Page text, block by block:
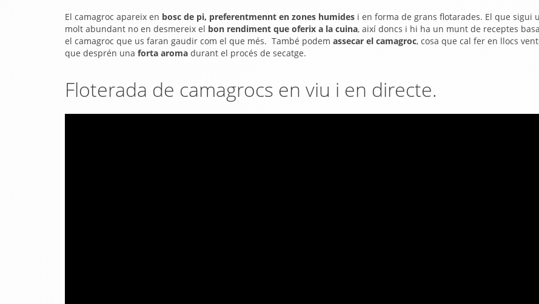
El camagroc apareix en bosc de pi, preferentmennt en zones humides i en forma de grans flotarades. El que sigui
molt abundant no en desmereix el bon rendiment que oferix a la cuina, així doncs i hi ha un munt de receptes
el camagroc que us faran gaudir com el que més. També podem assecar el camagroc, cosa que cal fer en llocs
que desprén una forta aroma durant el procés de secatge.
Floterada de camagrocs en viu i en directe.